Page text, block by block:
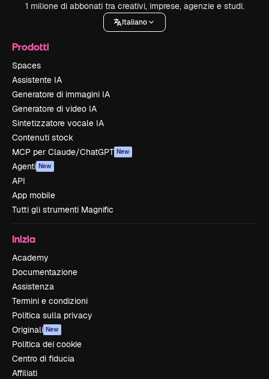
1 milione di abbonati tra creativi, imprese, agenzie e studi.
Italiano
Prodotti
Spaces
Assistente IA
Generatore di immagini IA
Generatore di video IA
Sintetizzatore vocale IA
Contenuti stock
MCP per Claude/ChatGPT New
Agenti New
API
App mobile
Tutti gli strumenti Magnific
Inizia
Academy
Documentazione
Assistenza
Termini e condizioni
Politica sulla privacy
Originali New
Politica dei cookie
Centro di fiducia
Affiliati